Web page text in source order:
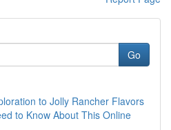
Go
to Jolly Rancher Flavors
to Know About This Online